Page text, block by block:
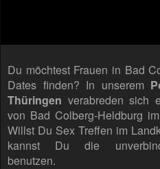
Du möchtest Frauen in Bad
Dates finden? In unserem
Thüringen verabreden sich
von Bad Colberg-Heldburg
Willst Du Sex Treffen im
kannst Du die
benutzen.